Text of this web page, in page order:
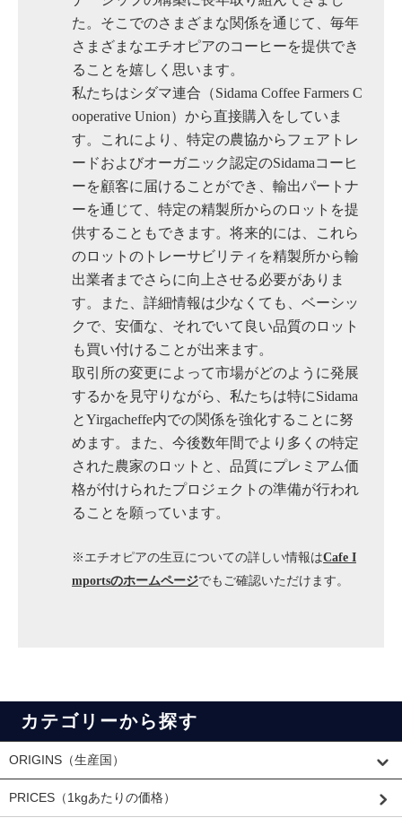
た。そこでのさまざまな関係を通じて、毎年
さまざまなエチオピアのコーヒーを提供でき
ることを嬉しく思います。
私たちはシダマ連合（Sidama Coffee Farmers C
ooperative Union）から直接購入をしていま
す。これにより、特定の農協からフェアトレ
ードおよびオーガニック認定のSidamaコーヒ
ーを顧客に届けることができ、輸出パートナ
ーを通じて、特定の精製所からのロットを提
供することもできます。将来的には、これら
のロットのトレーサビリティを精製所から輸
出業者までさらに向上させる必要がありま
す。また、詳細情報は少なくても、ベーシッ
クで、安価な、それでいて良い品質のロット
も買い付けることが出来ます。
取引所の変更によって市場がどのように発展
するかを見守りながら、私たちは特にSidama
とYirgacheffe内での関係を強化することに努
めます。また、今後数年間でより多くの特定
された農家のロットと、品質にプレミアム価
格が付けられたプロジェクトの準備が行われ
ることを願っています。
※エチオピアの生豆についての詳しい情報はCafe I
mportsのホームページでもご確認いただけます。
カテゴリーから探す
ORIGINS（生産国）
PRICES（1kgあたりの価格）